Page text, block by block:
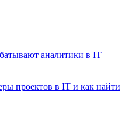
аналитики в IT
проектов в IT и как найти